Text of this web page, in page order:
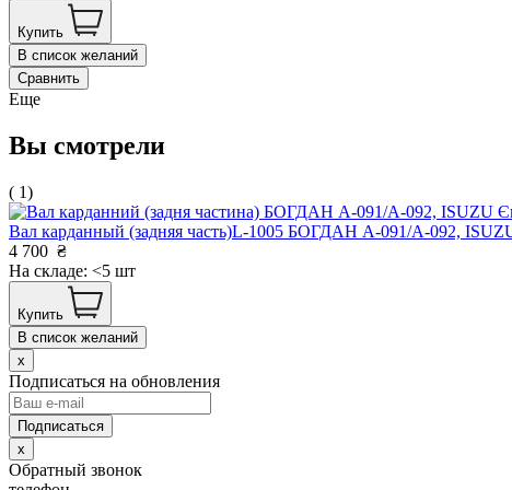
Купить
В список желаний
Сравнить
Еще
Вы смотрели
( 1)
Вал карданный (задняя часть)L-1005 БОГДАН А-091/А-092,
4 700 ₴
На складе: <5 шт
Купить
В список желаний
x
Подписаться на обновления
x
Обратный звонок